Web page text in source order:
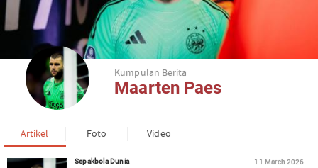
Kumpulan Berita
Maarten Paes
Artikel Foto Video
Sepakbola Dunia 11 March 2026